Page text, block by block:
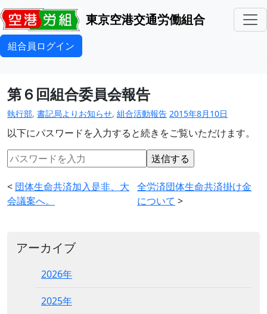
東京空港交通労働組合
組合員ログイン
アーカイブ
2026年
2025年
第６回組合委員会報告
執行部, 書記局よりお知らせ, 組合活動報告 2015年8月10日
以下にパスワードを入力すると続きをご覧いただけます。
< 団体生命共済加入是非、大
会議案へ。
全労済団体生命共済掛け金
について >